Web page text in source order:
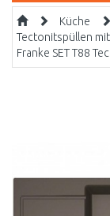
Küche
Tectonitspüllen
Franke SET T88